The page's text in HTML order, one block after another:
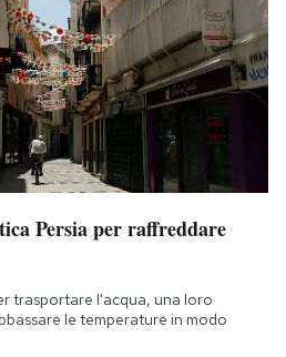
Persia per raffreddare
trasportare l'acqua, una loro
le temperature in modo